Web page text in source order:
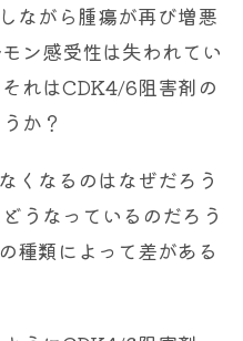
ながら腫瘍が再び増悪
ン感受性は失われてい
れはCDK4/6阻害剤の
か？
なるのはなぜだろう
うなっているのだろう
種類によって差がある